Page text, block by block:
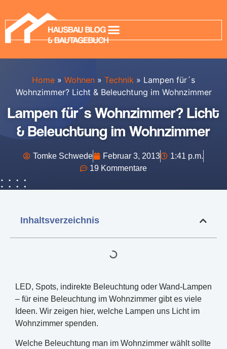
Home » Wohnen » Technik » Lampen für´s
Wohnzimmer? Licht & Beleuchtung im Wohnzimmer
Lampen für´s Wohnzimmer? Licht
& Beleuchtung im Wohnzimmer
Tomke Schwede Februar 3, 2013
1:41 p.m.
19 Kommentare
Inhaltsverzeichnis
LED, Spots, indirekte Beleuchtung oder Wand-Lampen
– für eine Beleuchtung im Wohnzimmer gibt es viele
Ideen. Wir zeigen hier, welche Lampen uns Licht im
Wohnzimmer spenden.
Welche Beleuchtung man im Wohnzimmer wählt sollte